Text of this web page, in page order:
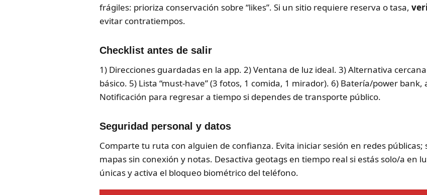
frágiles: prioriza conservación sobre “likes”. Si un sitio requiere reserva o tasa,
evitar contratiempos.
Checklist antes de salir
1) Direcciones guardadas en la app. 2) Ventana de luz ideal. 3) Alternativa
básico. 5) Lista “must-have” (3 fotos, 1 comida, 1 mirador). 6) Batería/power
Notificación para regresar a tiempo si dependes de transporte público.
Seguridad personal y datos
Comparte tu ruta con alguien de confianza. Evita iniciar sesión en redes
mapas sin conexión y notas. Desactiva geotags en tiempo real si estás solo/a en
únicas y activa el bloqueo biométrico del teléfono.